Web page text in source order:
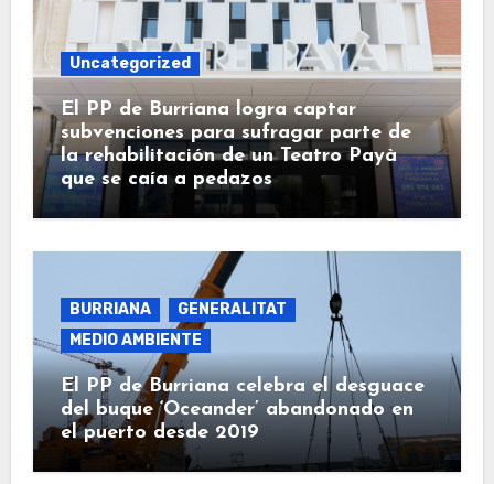
Uncategorized
El PP de Burriana logra captar
subvenciones para sufragar parte de
la rehabilitación de un Teatro Payà
que se caía a pedazos
BURRIANA
GENERALITAT
MEDIO AMBIENTE
El PP de Burriana celebra el desguace
del buque ‘Oceander’ abandonado en
el puerto desde 2019